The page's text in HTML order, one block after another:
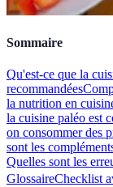
Sommaire
Qu'est-ce que la
recommandées
la nutrition en
la cuisine paléo est
on consommer des
sont les
Quelles sont les
GlossaireChecklist